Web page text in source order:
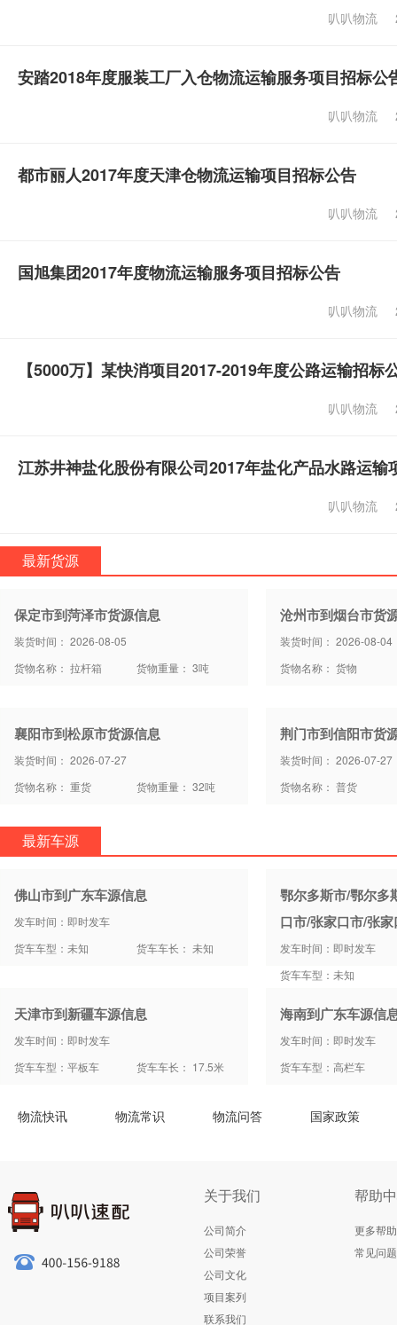
叭叭物流
安踏2018年度服装工厂入仓物流运输服务项目招标公
叭叭物流
都市丽人2017年度天津仓物流运输项目招标公告
叭叭物流
国旭集团2017年度物流运输服务项目招标公告
叭叭物流
【5000万】某快消项目2017-2019年度公路运输招标
叭叭物流
江苏井神盐化股份有限公司2017年盐化产品水路运输
叭叭物流
最新货源
保定市到菏泽市货源信息
装货时间： 2026-08-05
货物名称： 拉杆箱
货物重量： 3吨
沧州市到烟台市货
装货时间： 2026-08-04
货物名称： 货物
襄阳市到松原市货源信息
装货时间： 2026-07-27
货物名称： 重货
货物重量： 32吨
荆门市到信阳市货
装货时间： 2026-07-27
货物名称： 普货
最新车源
佛山市到广东车源信息
发车时间：即时发车
货车车型：未知
货车车长： 未知
鄂尔多斯市/鄂尔多
口市/张家口市/张
发车时间：即时发车
货车车型：未知
天津市到新疆车源信息
发车时间：即时发车
货车车型：平板车
货车车长： 17.5米
海南到广东车源信
发车时间：即时发车
货车车型：高栏车
物流快讯 物流常识 物流问答 国家政策
关于我们
公司简介
公司荣誉
公司文化
项目案列
联系我们
帮助
更多帮助
常见问题